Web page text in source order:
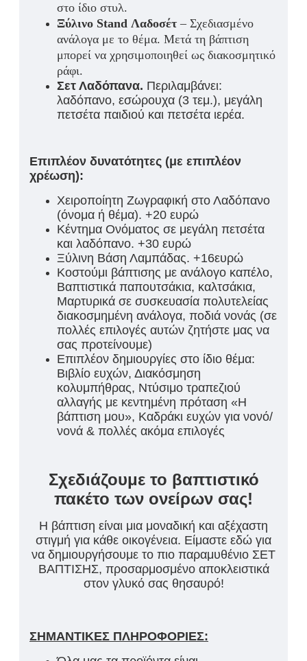
στο ίδιο στυλ.
Ξύλινο Stand Λαδοσέτ – Σχεδιασμένο
ανάλογα με το θέμα. Μετά τη βάπτιση
μπορεί να χρησιμοποιηθεί ως διακοσμητικό
ράφι.
Σετ Λαδόπανα. Περιλαμβάνει:
λαδόπανο, εσώρουχα (3 τεμ.), μεγάλη
πετσέτα παιδιού και πετσέτα ιερέα.
Επιπλέον δυνατότητες (με επιπλέον
χρέωση):
Χειροποίητη Ζωγραφική στο Λαδόπανο
(όνομα ή θέμα). +20 ευρώ
Κέντημα Ονόματος σε μεγάλη πετσέτα
και λαδόπανο. +30 ευρώ
Ξύλινη Βάση Λαμπάδας. +16ευρώ
Κοστούμι βάπτισης με ανάλογο καπέλο,
Βαπτιστικά παπουτσάκια, καλτσάκια,
Μαρτυρικά σε συσκευασία πολυτελείας
διακοσμημένη ανάλογα, ποδιά νονάς (σε
πολλές επιλογές αυτών ζητήστε μας να
σας προτείνουμε)
Επιπλέον δημιουργίες στο ίδιο θέμα:
Βιβλίο ευχών, Διακόσμηση
κολυμπήθρας, Ντύσιμο τραπεζιού
αλλαγής με κεντημένη πρόταση «Η
βάπτιση μου», Καδράκι ευχών για νονό/
νονά & πολλές ακόμα επιλογές
Σχεδιάζουμε το βαπτιστικό
πακέτο των ονείρων σας!
Η βάπτιση είναι μια μοναδική και αξέχαστη
στιγμή για κάθε οικογένεια. Είμαστε εδώ για
να δημιουργήσουμε το πιο παραμυθένιο ΣΕΤ
ΒΑΠΤΙΣΗΣ, προσαρμοσμένο αποκλειστικά
στον γλυκό σας θησαυρό!
ΣΗΜΑΝΤΙΚΕΣ ΠΛΗΡΟΦΟΡΙΕΣ: